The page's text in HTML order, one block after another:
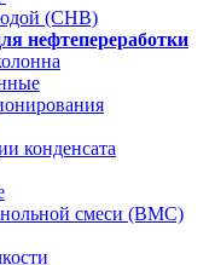
(СНВ)
нефтепереработки
конденсата
смеси (BMC)